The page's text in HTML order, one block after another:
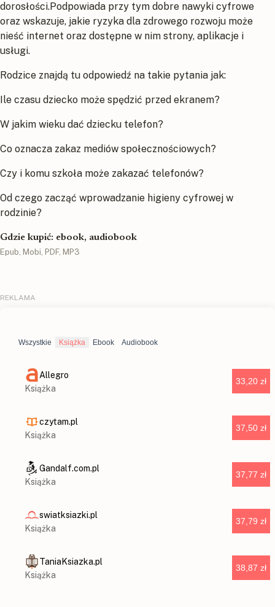
dorosłości.Podpowiada przy tym dobre nawyki cyfrowe
oraz wskazuje, jakie ryzyka dla zdrowego rozwoju może
nieść internet oraz dostępne w nim strony, aplikacje i
usługi.
Rodzice znajdą tu odpowiedź na takie pytania jak:
Ile czasu dziecko może spędzić przed ekranem?
W jakim wieku dać dziecku telefon?
Co oznacza zakaz mediów społecznościowych?
Czy i komu szkoła może zakazać telefonów?
Od czego zacząć wprowadzanie higieny cyfrowej w
rodzinie?
Gdzie kupić: ebook, audiobook
Epub, Mobi, PDF, MP3